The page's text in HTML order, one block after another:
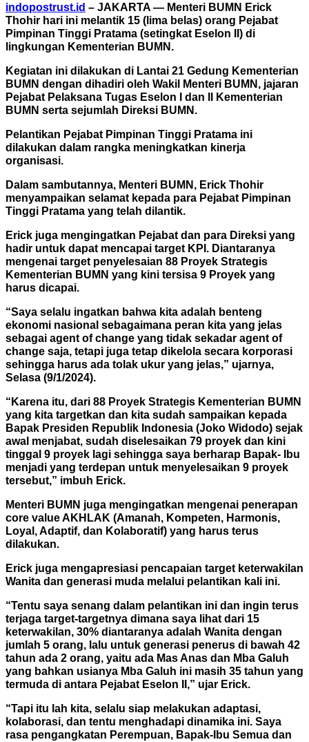
indopostrust.id – JAKARTA — Menteri BUMN Erick
Thohir hari ini melantik 15 (lima belas) orang Pejabat
Pimpinan Tinggi Pratama (setingkat Eselon II) di
lingkungan Kementerian BUMN.
Kegiatan ini dilakukan di Lantai 21 Gedung Kementerian
BUMN dengan dihadiri oleh Wakil Menteri BUMN, jajaran
Pejabat Pelaksana Tugas Eselon I dan II Kementerian
BUMN serta sejumlah Direksi BUMN.
Pelantikan Pejabat Pimpinan Tinggi Pratama ini
dilakukan dalam rangka meningkatkan kinerja
organisasi.
Dalam sambutannya, Menteri BUMN, Erick Thohir
menyampaikan selamat kepada para Pejabat Pimpinan
Tinggi Pratama yang telah dilantik.
Erick juga mengingatkan Pejabat dan para Direksi yang
hadir untuk dapat mencapai target KPI. Diantaranya
mengenai target penyelesaian 88 Proyek Strategis
Kementerian BUMN yang kini tersisa 9 Proyek yang
harus dicapai.
“Saya selalu ingatkan bahwa kita adalah benteng
ekonomi nasional sebagaimana peran kita yang jelas
sebagai agent of change yang tidak sekadar agent of
change saja, tetapi juga tetap dikelola secara korporasi
sehingga harus ada tolak ukur yang jelas,” ujarnya,
Selasa (9/1/2024).
“Karena itu, dari 88 Proyek Strategis Kementerian BUMN
yang kita targetkan dan kita sudah sampaikan kepada
Bapak Presiden Republik Indonesia (Joko Widodo) sejak
awal menjabat, sudah diselesaikan 79 proyek dan kini
tinggal 9 proyek lagi sehingga saya berharap Bapak- Ibu
menjadi yang terdepan untuk menyelesaikan 9 proyek
tersebut,” imbuh Erick.
Menteri BUMN juga mengingatkan mengenai penerapan
core value AKHLAK (Amanah, Kompeten, Harmonis,
Loyal, Adaptif, dan Kolaboratif) yang harus terus
dilakukan.
Erick juga mengapresiasi pencapaian target keterwakilan
Wanita dan generasi muda melalui pelantikan kali ini.
“Tentu saya senang dalam pelantikan ini dan ingin terus
terjaga target-targetnya dimana saya lihat dari 15
keterwakilan, 30% diantaranya adalah Wanita dengan
jumlah 5 orang, lalu untuk generasi penerus di bawah 42
tahun ada 2 orang, yaitu ada Mas Anas dan Mba Galuh
yang bahkan usianya Mba Galuh ini masih 35 tahun yang
termuda di antara Pejabat Eselon II,” ujar Erick.
“Tapi itu lah kita, selalu siap melakukan adaptasi,
kolaborasi, dan tentu menghadapi dinamika ini. Saya
rasa pengangkatan Perempuan, Bapak-Ibu Semua dan